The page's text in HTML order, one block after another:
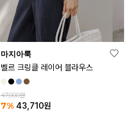
마지아룩
벨르 크링클 레이어 블라우스
47,000원
7% 43,710원